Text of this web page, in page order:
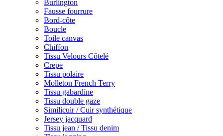
Burlington
Fausse fourrure
Bord-côte
Boucle
Toile canvas
Chiffon
Tissu Velours Côtelé
Crepe
Tissu polaire
Molleton French Terry
Tissu gabardine
Tissu double gaze
Similicuir / Cuir synthétique
Jersey jacquard
Tissu jean / Tissu denim